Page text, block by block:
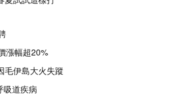
漲幅超20%
毛伊島大火失蹤
吸道疾病